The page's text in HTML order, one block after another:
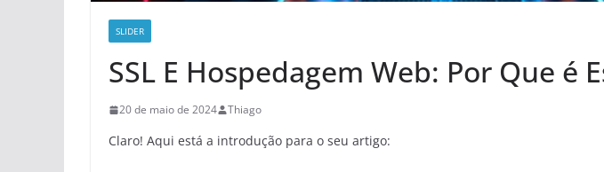
SLIDER
SSL E Hospedagem Web: Por Que é
20 de maio de 2024 Thiago
Claro! Aqui está a introdução para o seu artigo: